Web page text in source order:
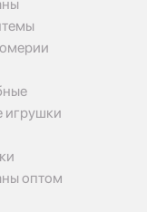
игрушки
оптом